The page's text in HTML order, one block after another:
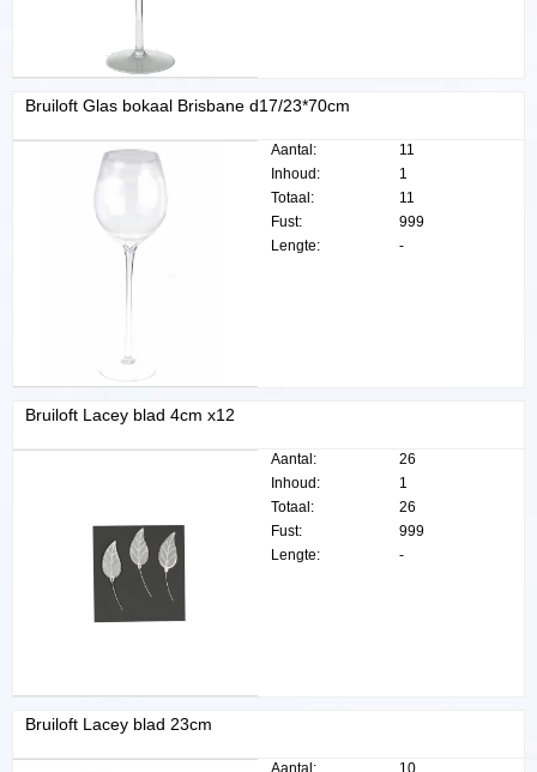
Bruiloft Glas bokaal Brisbane d17/23*70cm
Aantal:
11
Inhoud:
1
Totaal:
11
Fust:
999
Lengte:
-
Bruiloft Lacey blad 4cm x12
Aantal:
26
Inhoud:
1
Totaal:
26
Fust:
999
Lengte:
-
Bruiloft Lacey blad 23cm